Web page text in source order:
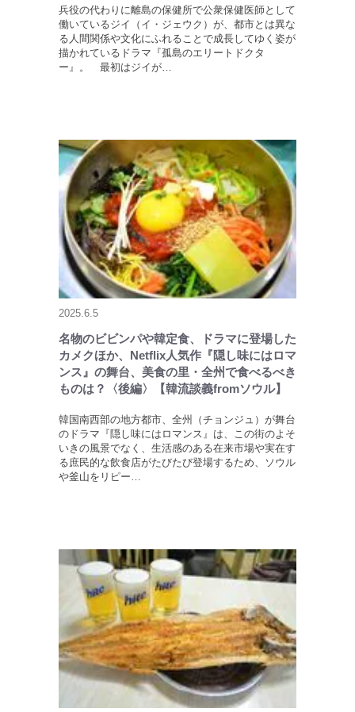
兵役の代わりに離島の保健所で公衆保健医師として
働いているジイ（イ・ジェウク）が、都市とは異な
る人間関係や文化にふれることで成長してゆく姿が
描かれているドラマ『孤島のエリートドクタ
ー』。 最初はジイが…
2025.6.5
名物のビビンパや韓定食、ドラマに登場した
カメクほか、Netflix人気作『隠し味にはロマ
ンス』の舞台、美食の里・全州で食べるべき
ものは？〈後編〉【韓流談義fromソウル】
韓国南西部の地方都市、全州（チョンジュ）が舞台
のドラマ『隠し味にはロマンス』は、この街のよそ
いきの風景でなく、生活感のある在来市場や実在す
る庶民的な飲食店がたびたび登場するため、ソウル
や釜山をリピー…